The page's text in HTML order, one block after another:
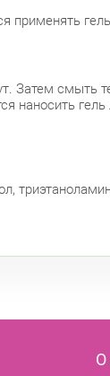
применять
Затем смыть
наносить
О